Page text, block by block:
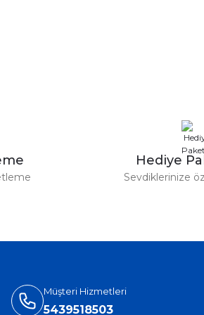
Hediye
Sevdiklerinize
Müşteri Hizmetleri
5439518503